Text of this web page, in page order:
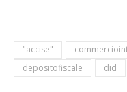
"accise"
depositofiscale
did